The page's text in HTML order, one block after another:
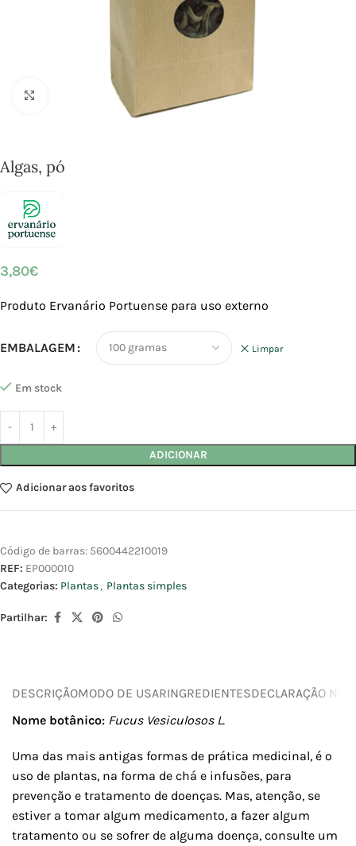
Click to enlarge
Algas, pó
3,80€
Produto Ervanário Portuense para uso externo
EMBALAGEM Limpar
Em stock
ADICIONAR
Adicionar aos favoritos
Código de barras: 5600442210019
REF: EP000010
Categorias: Plantas, Plantas simples
Partilhar:
DESCRIÇÃOMODO DE USARINGREDIENTESDECLARAÇÃO
Nome botânico: Fucus Vesiculosos L.
Uma das mais antigas formas de prática medicinal, é o
uso de plantas, na forma de chá e infusões, para
prevenção e tratamento de doenças. Mas, atenção, se
estiver a tomar algum medicamento, a fazer algum
tratamento ou se sofrer de alguma doença, consulte um